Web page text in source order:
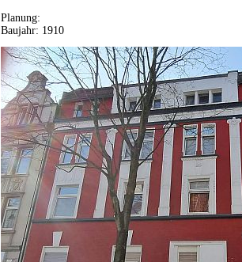
Planung:
Baujahr: 1910